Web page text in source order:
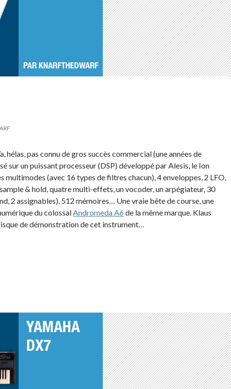
hélas, pas connu de gros succès commercial (une années de
sur un puissant processeur (DSP) développé par Alesis, le Ion
(avec 16 types de filtres chacun), 4 enveloppes, 2 LFO,
& hold, quatre multi-effets, un vocoder, un arpégiateur, 30
2 assignables), 512 mémoires… Une vraie bête de course, une
du colossalAndromeda A6 de la même marque. Klaus
de démonstration de cet instrument…